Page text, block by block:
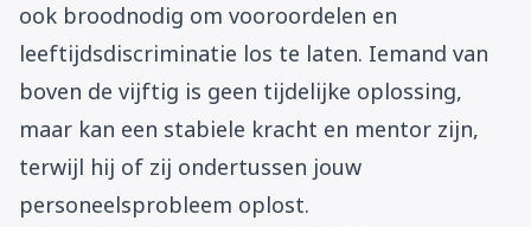
ook broodnodig om vooroordelen en
leeftijdsdiscriminatie los te laten. Iemand van
boven de vijftig is geen tijdelijke oplossing,
maar kan een stabiele kracht en mentor zijn,
terwijl hij of zij ondertussen jouw
personeelsprobleem oplost.